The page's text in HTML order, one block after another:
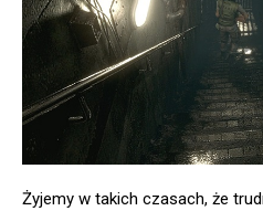
Żyjemy w takich czasach, że